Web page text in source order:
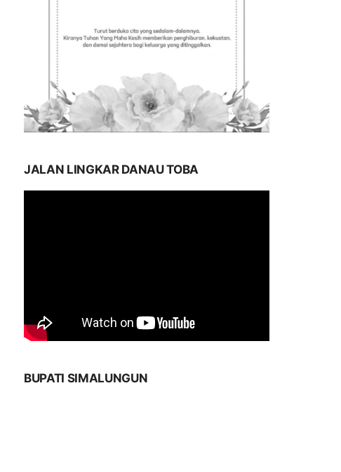
JALAN LINGKAR DANAU TOBA
BUPATI SIMALUNGUN